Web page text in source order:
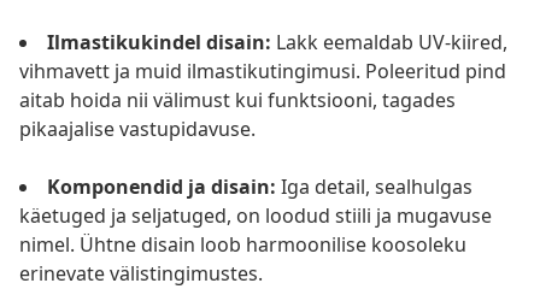
Ilmastikukindel disain: Lakk eemaldab UV-kiired,
vihmavett ja muid ilmastikutingimusi. Poleeritud pind
aitab hoida nii välimust kui funktsiooni, tagades
pikaajalise vastupidavuse.
Komponendid ja disain: Iga detail, sealhulgas
käetuged ja seljatuged, on loodud stiili ja mugavuse
nimel. Ühtne disain loob harmoonilise koosoleku
erinevate välistingimustes.